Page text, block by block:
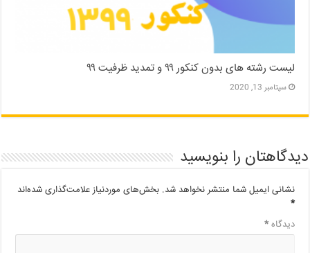
لیست رشته های بدون کنکور ۹۹ و تمدید ظرفیت ۹۹
سپتامبر 13, 2020
دیدگاهتان را بنویسید
نشانی ایمیل شما منتشر نخواهد شد. بخش‌های موردنیاز علامت‌گذاری شده‌اند
*
دیدگاه*